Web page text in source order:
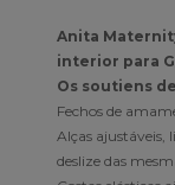
Anita
interior para
Os soutiens
Fechos de
Alças ajustáveis,
deslize das